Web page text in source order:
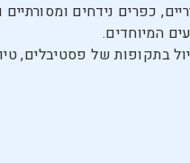
כפרים נידחים ומסורתיים
המיוחדים.
בתקופות של פסטיבלים,